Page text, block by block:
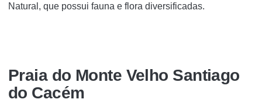
Natural, que possui fauna e flora diversificadas.
Praia do Monte Velho Santiago
do Cacém